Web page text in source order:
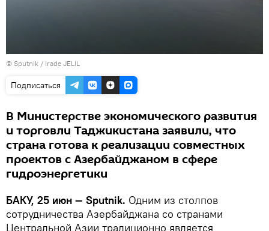
© Sputnik / Irade JELIL
Подписаться
В Министерстве экономического развития
и торговли Таджикистана заявили, что
страна готова к реализации совместных
проектов с Азербайджаном в сфере
гидроэнергетики
БАКУ, 25 июн — Sputnik. Одним из столпов
сотрудничества Азербайджана со странами
Центральной Азии традиционно является